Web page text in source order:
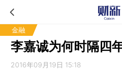
金融
李嘉诚为何时隔四
2016年09月19日 15:18